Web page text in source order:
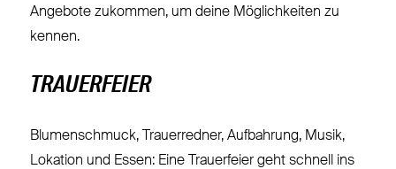
Angebote zukommen, um deine Möglichkeiten zu
kennen.
TRAUERFEIER
Blumenschmuck, Trauerredner, Aufbahrung, Musik,
Lokation und Essen: Eine Trauerfeier geht schnell ins